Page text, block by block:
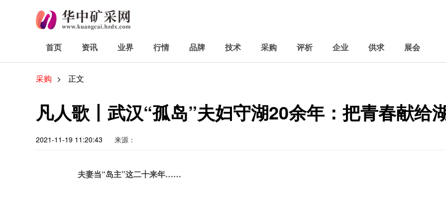
首页 资讯 业界 行情 品牌 技术 采购 评析 企业 供求 展会
采购 > 正文
凡人歌丨武汉“孤岛”夫妇守湖20余年：把青春献给
2021-11-19 11:20:43 来源：
夫妻当“岛主”这二十来年……